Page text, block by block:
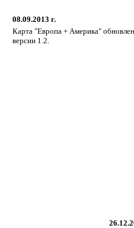
08.09.2013 г.
Карта "Европа + Америка"
версии 1.2.